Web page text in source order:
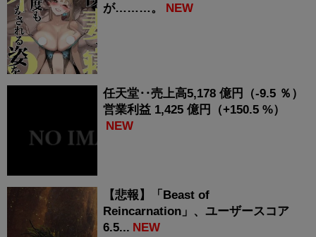
が………。
NEW
任天堂‥売上高5,178 億円（-9.5 ％）
営業利益 1,425 億円（+150.5 %）
NEW
【悲報】「Beast of
Reincarnation」、ユーザースコア
6.5... NEW